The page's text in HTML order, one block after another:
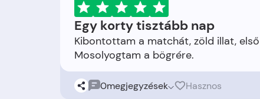
Egy korty tisztább nap
Kibontottam a matchát, zöld illat,
0megjegyzések Hasznos